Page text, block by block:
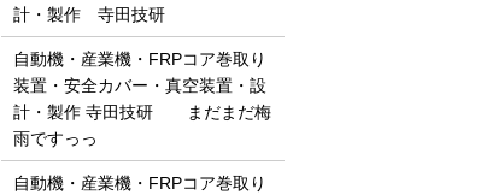
計・製作 寺田技研
自動機・産業機・FRPコア巻取り
装置・安全カバー・真空装置・設
計・製作 寺田技研 まだまだ梅
雨ですっっ
自動機・産業機・FRPコア巻取り